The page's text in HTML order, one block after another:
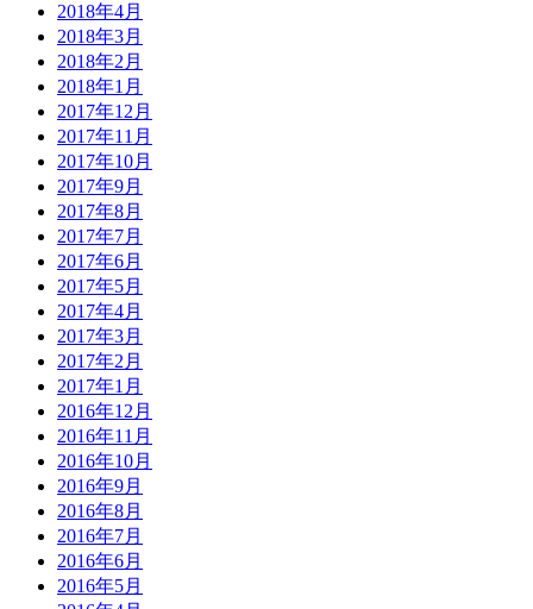
2018年4月
2018年3月
2018年2月
2018年1月
2017年12月
2017年11月
2017年10月
2017年9月
2017年8月
2017年7月
2017年6月
2017年5月
2017年4月
2017年3月
2017年2月
2017年1月
2016年12月
2016年11月
2016年10月
2016年9月
2016年8月
2016年7月
2016年6月
2016年5月